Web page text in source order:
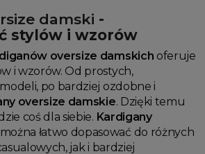
damski -
stylów i wzorów
oversize damskich oferuje
i wzorów. Od prostych,
po bardziej ozdobne i
oversize damskie. Dzięki temu
coś dla siebie. Kardigany
można łatwo dopasować do różnych
jak i bardziej